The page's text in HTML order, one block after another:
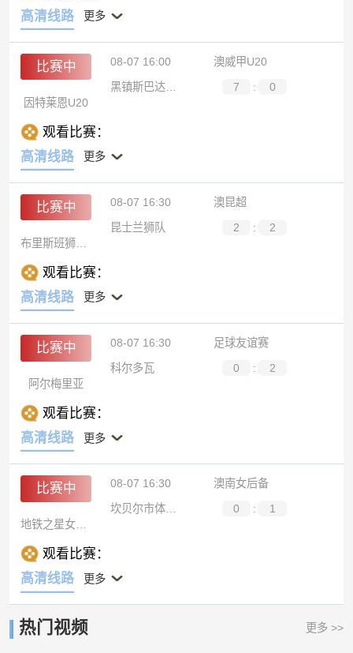
高清线路
更多
比赛中 08-07 16:00
澳威甲U20
黑镇斯巴达U20
7 :
0
因特莱恩U20
观看比赛：
高清线路
更多
比赛中 08-07 16:30
澳昆超
昆士兰狮队
2 :
2
观看比赛：
高清线路
更多
比赛中 08-07 16:30
足球友谊赛
科尔多瓦
0 :
2
阿尔梅里亚
观看比赛：
高清线路
更多
比赛中 08-07 16:30
澳南女后备
坎贝尔市体育馆女足后备队
0 :
1
观看比赛：
高清线路
更多
热门视频 更多 >>